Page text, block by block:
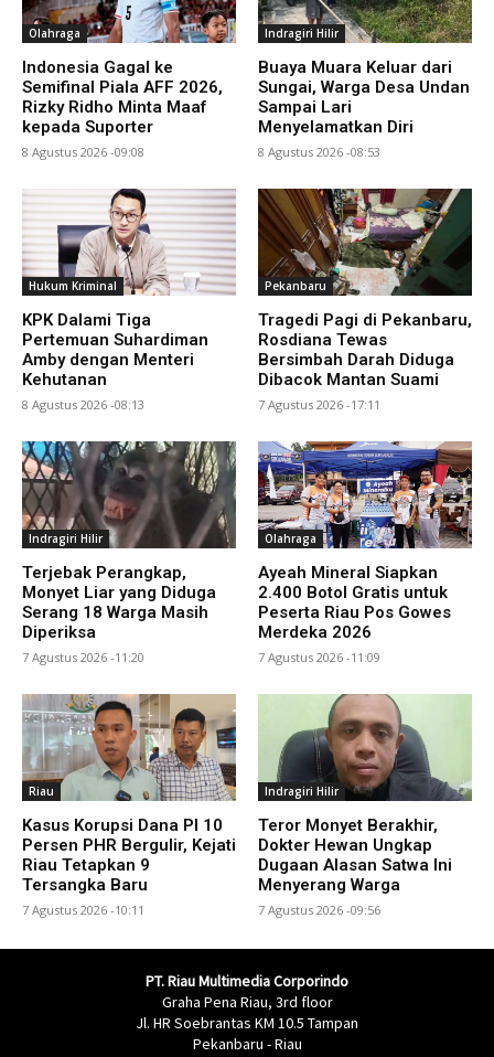
Olahraga
Indonesia Gagal ke
Semifinal Piala AFF 2026,
Rizky Ridho Minta Maaf
kepada Suporter
8 Agustus 2026 -09:08
Indragiri Hilir
Buaya Muara Keluar dari
Sungai, Warga Desa Undan
Sampai Lari
Menyelamatkan Diri
8 Agustus 2026 -08:53
Hukum Kriminal
KPK Dalami Tiga
Pertemuan Suhardiman
Amby dengan Menteri
Kehutanan
8 Agustus 2026 -08:13
Pekanbaru
Tragedi Pagi di Pekanbaru,
Rosdiana Tewas
Bersimbah Darah Diduga
Dibacok Mantan Suami
7 Agustus 2026 -17:11
Indragiri Hilir
Terjebak Perangkap,
Monyet Liar yang Diduga
Serang 18 Warga Masih
Diperiksa
7 Agustus 2026 -11:20
Olahraga
Ayeah Mineral Siapkan
2.400 Botol Gratis untuk
Peserta Riau Pos Gowes
Merdeka 2026
7 Agustus 2026 -11:09
Riau
Kasus Korupsi Dana PI 10
Persen PHR Bergulir, Kejati
Riau Tetapkan 9
Tersangka Baru
7 Agustus 2026 -10:11
Indragiri Hilir
Teror Monyet Berakhir,
Dokter Hewan Ungkap
Dugaan Alasan Satwa Ini
Menyerang Warga
7 Agustus 2026 -09:56
PT. Riau Multimedia Corporindo
Graha Pena Riau, 3rd floor
Jl. HR Soebrantas KM 10.5 Tampan
Pekanbaru - Riau